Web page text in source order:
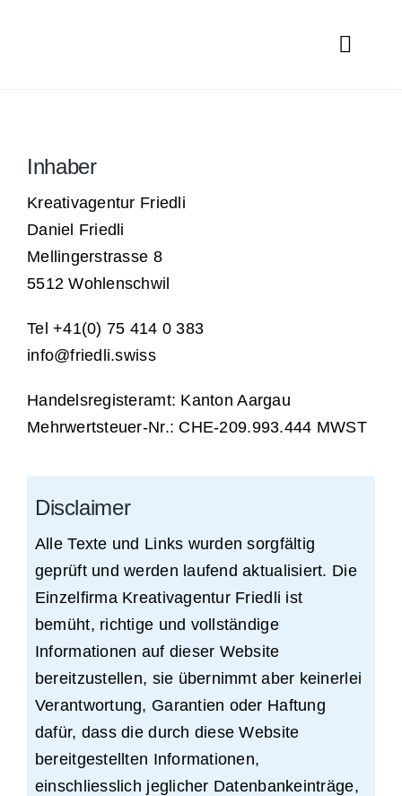
Inhaber
Kreativagentur Friedli
Daniel Friedli
Mellingerstrasse 8
5512 Wohlenschwil
Tel +41(0) 75 414 0 383
info@friedli.swiss
Handelsregisteramt: Kanton Aargau
Mehrwertsteuer-Nr.: CHE-209.993.444 MWST
Disclaimer
Alle Texte und Links wurden sorgfältig
geprüft und werden laufend aktualisiert. Die
Einzelfirma Kreativagentur Friedli ist
bemüht, richtige und vollständige
Informationen auf dieser Website
bereitzustellen, sie übernimmt aber keinerlei
Verantwortung, Garantien oder Haftung
dafür, dass die durch diese Website
bereitgestellten Informationen,
einschliesslich jeglicher Datenbankeinträge,